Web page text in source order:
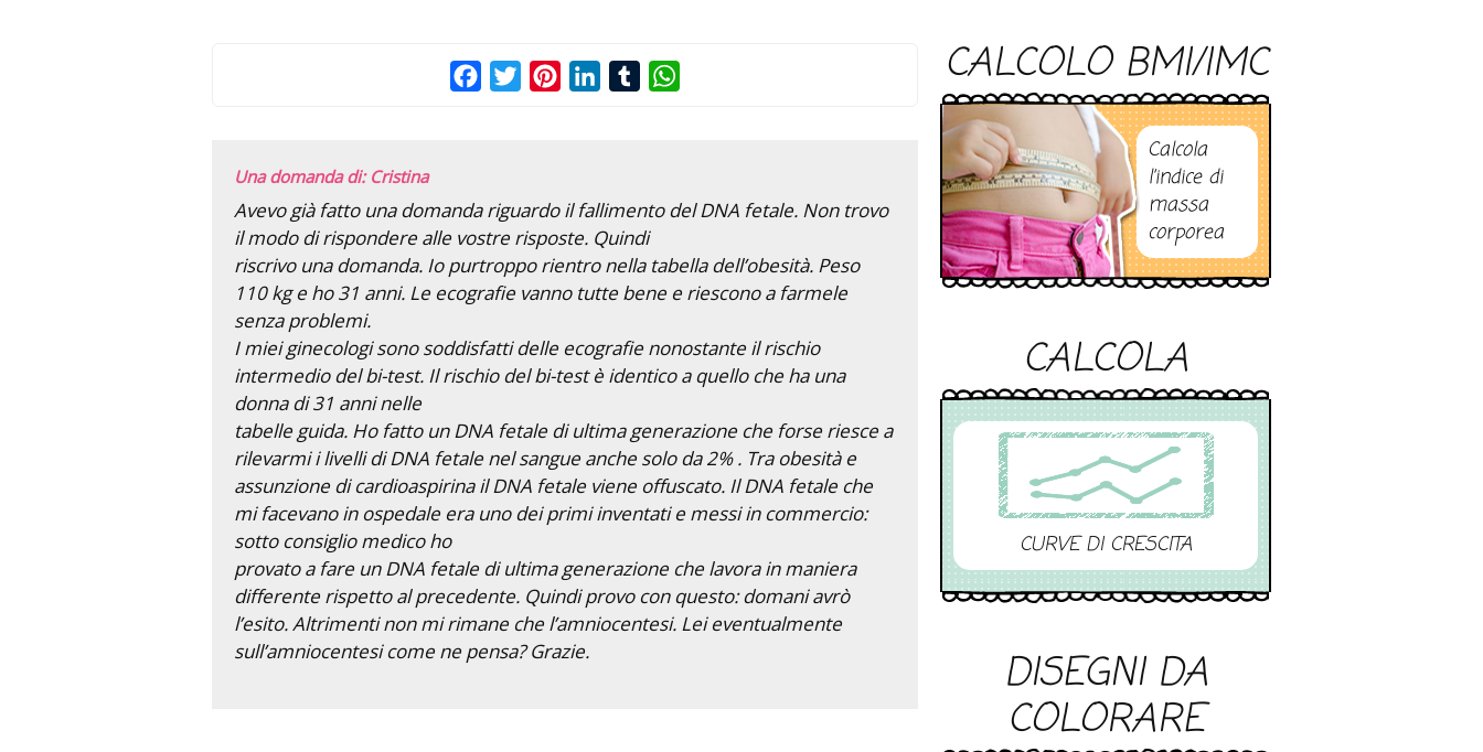
FacebookTwitterPinterestLinkedInTumblr
Una domanda di: Cristina
Avevo già fatto una domanda riguardo il fallimento del DNA fetale. Non trovo
il modo di rispondere alle vostre risposte. Quindi
riscrivo una domanda. Io purtroppo rientro nella tabella dell’obesità. Peso
110 kg e ho 31 anni. Le ecografie vanno tutte bene e riescono a farmele
senza problemi.
I miei ginecologi sono soddisfatti delle ecografie nonostante il rischio
intermedio del bi-test. Il rischio del bi-test è identico a quello che ha una
donna di 31 anni nelle
tabelle guida. Ho fatto un DNA fetale di ultima generazione che forse riesce a
rilevarmi i livelli di DNA fetale nel sangue anche solo da 2% . Tra obesità e
assunzione di cardioaspirina il DNA fetale viene offuscato. Il DNA fetale che
mi facevano in ospedale era uno dei primi inventati e messi in commercio:
sotto consiglio medico ho
provato a fare un DNA fetale di ultima generazione che lavora in maniera
differente rispetto al precedente. Quindi provo con questo: domani avrò
l’esito. Altrimenti non mi rimane che l’amniocentesi. Lei eventualmente
sull’amniocentesi come ne pensa? Grazie.
CALCOLO BMI/IMC
Calcola
l’indice di
massa
corporea
CALCOLA
CURVE DI CRESCITA
DISEGNI DA
COLORARE